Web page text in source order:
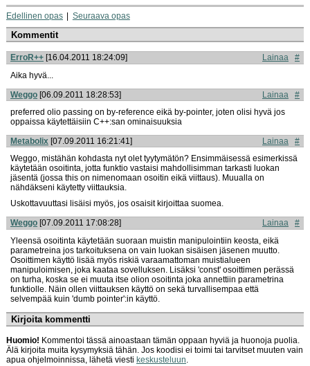
Edellinen opas Seuraava opas
Kommentit
ErroR++ [16.04.2011 18:24:09] Lainaa
#
Aika hyvä...
Weggo [06.09.2011 18:28:53] Lainaa
#
preferred olio passing on by-reference eikä by-pointer, joten olisi hyvä jos
oppaissa käytettäisiin C++:san ominaisuuksia
Metabolix [07.09.2011 16:21:41] Lainaa
#
Weggo, mistähän kohdasta nyt olet tyytymätön? Ensimmäisessä esimerkissä
käytetään osoitinta, jotta funktio vastaisi mahdollisimman tarkasti luokan
jäsentä (jossa this on nimenomaan osoitin eikä viittaus). Muualla on
nähdäkseni käytetty viittauksia.
Uskottavuuttasi lisäisi myös, jos osaisit kirjoittaa suomea.
Weggo [07.09.2011 17:08:28] Lainaa
#
Yleensä osoitinta käytetään suoraan muistin manipulointiin keosta, eikä
parametreina jos tarkoituksena on vain luokan sisäisen jäsenen muutto.
Osoittimen käyttö lisää myös riskiä varaamattoman muistialueen
manipuloimisen, joka kaataa sovelluksen. Lisäksi 'const' osoittimen perässä
on turha, koska se ei muuta itse olion osoitinta joka annettiin parametrina
funktiolle. Näin ollen viittauksen käyttö on sekä turvallisempaa että
selvempää kuin 'dumb pointer':in käyttö.
Kirjoita kommentti
Huomio! Kommentoi tässä ainoastaan tämän oppaan hyviä ja huonoja puolia.
Älä kirjoita muita kysymyksiä tähän. Jos koodisi ei toimi tai tarvitset muuten vain
apua ohjelmoinnissa, lähetä viesti keskusteluun.